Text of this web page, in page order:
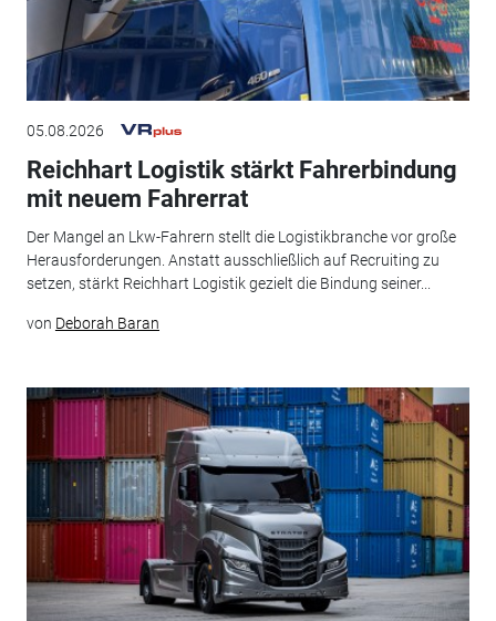
05.08.2026
Reichhart Logistik stärkt Fahrerbindung
mit neuem Fahrerrat
Der Mangel an Lkw-Fahrern stellt die Logistikbranche vor große
Herausforderungen. Anstatt ausschließlich auf Recruiting zu
setzen, stärkt Reichhart Logistik gezielt die Bindung seiner...
von Deborah Baran